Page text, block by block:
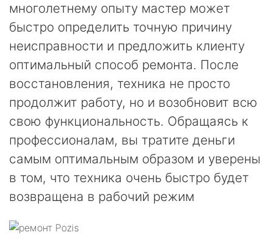
многолетнему опыту мастер может
быстро определить точную причину
неисправности и предложить клиенту
оптимальный способ ремонта. После
восстановления, техника не просто
продолжит работу, но и возобновит всю
свою функциональность. Обращаясь к
профессионалам, вы тратите деньги
самым оптимальным образом и уверены
в том, что техника очень быстро будет
возвращена в рабочий режим